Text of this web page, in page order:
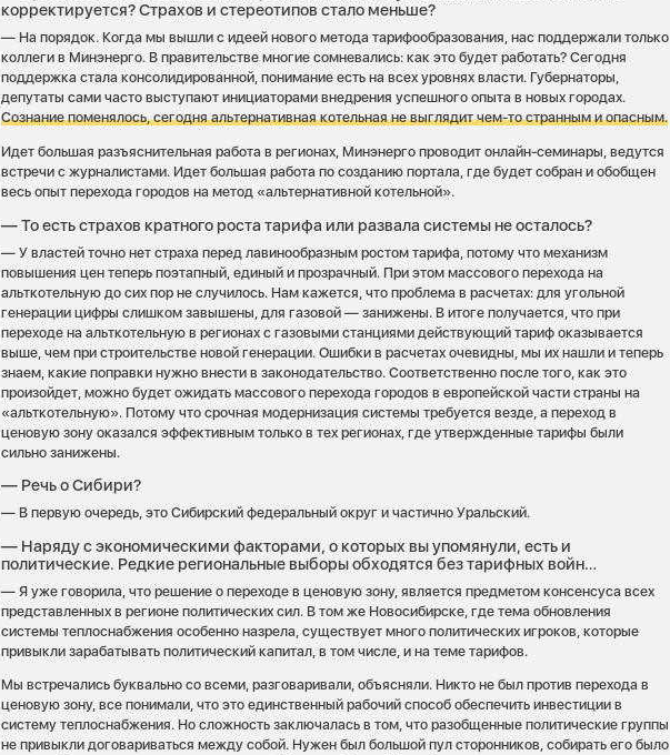
корректируется? Страхов и стереотипов стало меньше?
— На порядок. Когда мы вышли с идеей нового метода тарифообразования, нас поддержали только
коллеги в Минэнерго. В правительстве многие сомневались: как это будет работать? Сегодня
поддержка стала консолидированной, понимание есть на всех уровнях власти. Губернаторы,
депутаты сами часто выступают инициаторами внедрения успешного опыта в новых городах.
Сознание поменялось, сегодня альтернативная котельная не выглядит чем-то странным и опасным.
Идет большая разъяснительная работа в регионах, Минэнерго проводит онлайн-семинары, ведутся
встречи с журналистами. Идет большая работа по созданию портала, где будет собран и обобщен
весь опыт перехода городов на метод «альтернативной котельной».
— То есть страхов кратного роста тарифа или развала системы не осталось?
— У властей точно нет страха перед лавинообразным ростом тарифа, потому что механизм
повышения цен теперь поэтапный, единый и прозрачный. При этом массового перехода на
альткотельную до сих пор не случилось. Нам кажется, что проблема в расчетах: для угольной
генерации цифры слишком завышены, для газовой — занижены. В итоге получается, что при
переходе на альткотельную в регионах с газовыми станциями действующий тариф оказывается
выше, чем при строительстве новой генерации. Ошибки в расчетах очевидны, мы их нашли и теперь
знаем, какие поправки нужно внести в законодательство. Соответственно после того, как это
произойдет, можно будет ожидать массового перехода городов в европейской части страны на
«альткотельную». Потому что срочная модернизация системы требуется везде, а переход в
ценовую зону оказался эффективным только в тех регионах, где утвержденные тарифы были
сильно занижены.
— Речь о Сибири?
— В первую очередь, это Сибирский федеральный округ и частично Уральский.
— Наряду с экономическими факторами, о которых вы упомянули, есть и
политические. Редкие региональные выборы обходятся без тарифных войн…
— Я уже говорила, что решение о переходе в ценовую зону, является предметом консенсуса всех
представленных в регионе политических сил. В том же Новосибирске, где тема обновления
системы теплоснабжения особенно назрела, существует много политических игроков, которые
привыкли зарабатывать политический капитал, в том числе, и на теме тарифов.
Мы встречались буквально со всеми, разговаривали, объясняли. Никто не был против перехода в
ценовую зону, все понимали, что это единственный рабочий способ обеспечить инвестиции в
систему теплоснабжения. Но сложность заключалась в том, что разобщенные политические группы
не привыкли договариваться между собой. Нужен был большой пул сторонников, собирать его было